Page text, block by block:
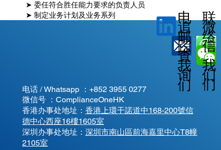
➤ 委任符合胜任能力要求的负责人员
➤ 制定业务计划及业务系列
电话 / Whatsapp ： +852 3955 0277
微信号 ：ComplianceOneHK
香港办事处地址： 香港上環干諾道中168-200號信
德中心西座16樓1605室
​深圳办事处地址： 深圳市南山區前海嘉里中心T8幢
2105室
电
邮
查
询
追
踪
我
们
联
络
我
们
微
信
我
们